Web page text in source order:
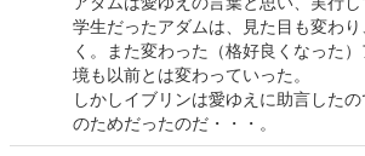
学生だったアダムは、見た目も変わ
く。また変わった（格好良くなった
境も以前とは変わっていった。
しかしイブリンは愛ゆえに助言した
のためだったのだ・・・。